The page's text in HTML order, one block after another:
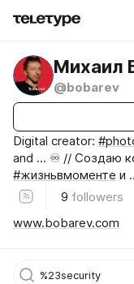
Михаил
@bobarev
Digital creator:
and ... ♾️ // Создаю
#жизньвмоменте и
9 followers
www.bobarev.com